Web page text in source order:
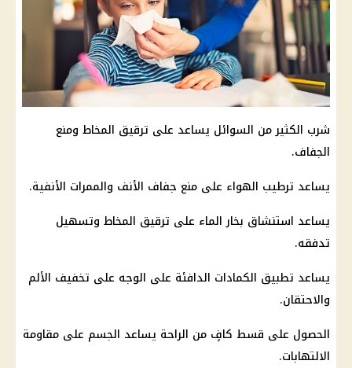
شرب الكثير من السوائل يساعد على ترقيق المخاط ومنع
الجفاف.
يساعد ترطيب الهواء على منع جفاف الأنف والممرات الأنفية.
يساعد استنشاق بخار الماء على ترقيق المخاط وتسهيل
تدفقه.
يساعد تطبيق الكمادات الدافئة على الوجه على تخفيف الألم
والاحتقان.
الحصول على قسط كافٍ من الراحة يساعد الجسم على مقاومة
الالتهابات.